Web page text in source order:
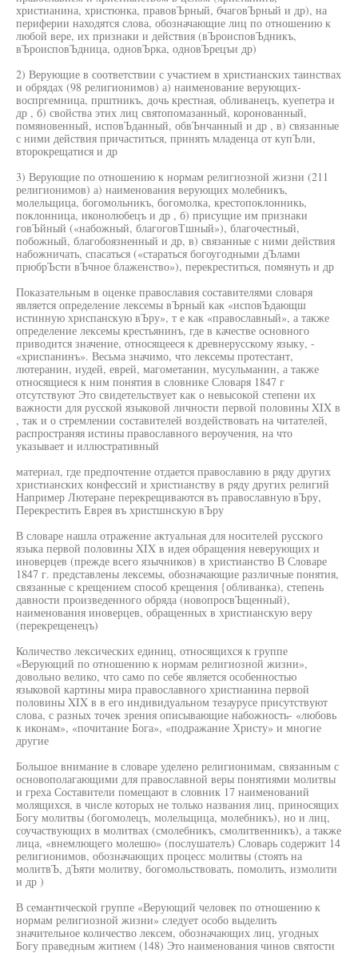
христианина, христюнка, правовЪрный, бчаговЪрный и др), на
периферии находятся слова, обозначающие лиц по отношению к
любой вере, их признаки и действия (вЪроисповЪдникъ,
вЪроисповЪдница, одновЪрка, одновЪрецъи др)
2) Верующие в соответствии с участием в христианских таинствах
и обрядах (98 религионимов) а) наименование верующих-
воспргемница, прштникъ, дочь крестная, обливанецъ, куепетра и
др , б) свойства этих лиц святопомазанный, коронованный,
помяновенный, исповЪданный, обвЪнчанный и др , в) связанные
с ними действия причаститься, принять младенца от купЪли,
второкрещатися и др
3) Верующие по отношению к нормам религиозной жизни (211
религионимов) а) наименования верующих молебникъ,
молельщица, богомольникъ, богомолка, крестопоклонникь,
поклонница, иконолюбецъ и др , б) присущие им признаки
говЪйный («набожный, благоговТшный»), благочестный,
побожный, благобоязненный и др, в) связанные с ними действия
набожничать, спасаться («стараться богоугодными дЪлами
прюбрЪсти вЪчное блаженство»), перекреститься, помянуть и др
Показательным в оценке православия составителями словаря
является определение лексемы вЪрный как «исповЪдающш
истинную хриспанскую вЪру», т е как «православный», а также
определение лексемы крестьянинъ, где в качестве основного
приводится значение, относящееся к древнерусскому языку, -
«хриспанинъ». Весьма значимо, что лексемы протестант,
лютеранин, иудей, еврей, магометанин, мусульманин, а также
относящиеся к ним понятия в словнике Словаря 1847 г
отсутствуют Это свидетельствует как о невысокой степени их
важности для русской языковой личности первой половины XIX в
, так и о стремлении составителей воздействовать на читателей,
распространяя истины православного вероучения, на что
указывает и иллюстративный
материал, где предпочтение отдается православию в ряду других
христианских конфессий и христианству в ряду других религий
Например Лютеране перекрещиваются въ православную вЪру,
Перекрестить Еврея въ христшнскую вЪру
В словаре нашла отражение актуальная для носителей русского
языка первой половины XIX в идея обращения неверующих и
иноверцев (прежде всего язычников) в христианство В Словаре
1847 г. представлены лексемы, обозначающие различные понятия,
связанные с крещением способ крещения {обливанка), степень
давности произведенного обряда (новопросвЪщенный),
наименования иноверцев, обращенных в христианскую веру
(перекрещенецъ)
Количество лексических единиц, относящихся к группе
«Верующий по отношению к нормам религиозной жизни»,
довольно велико, что само по себе является особенностью
языковой картины мира православного христианина первой
половины XIX в в его индивидуальном тезаурусе присутствуют
слова, с разных точек зрения описывающие набожность- «любовь
к иконам», «почитание Бога», «подражание Христу» и многие
другие
Большое внимание в словаре уделено религионимам, связанным с
основополагающими для православной веры понятиями молитвы
и греха Составители помещают в словник 17 наименований
молящихся, в числе которых не только названия лиц, приносящих
Богу молитвы (богомолецъ, молельщица, молебникъ), но и лиц,
соучаствующих в молитвах (смолебникъ, смолитвенникъ), а также
лица, «внемлющего молешю» (послушателъ) Словарь содержит 14
религионимов, обозначающих процесс молитвы (стоять на
молитвЪ, дЪяти молитву, богомольствовать, помолить, измолити
и др )
В семантической группе «Верующий человек по отношению к
нормам религиозной жизни» следует особо выделить
значительное количество лексем, обозначающих лиц, угодных
Богу праведным житием (148) Это наименования чинов святости